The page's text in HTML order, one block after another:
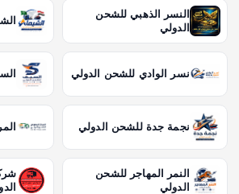
النسر الذهبي للشحن
الدولي
نسر الوادي للشحن الدولي
نجمة جدة للشحن الدولي
النمر المهاجر للشحن
الدولي